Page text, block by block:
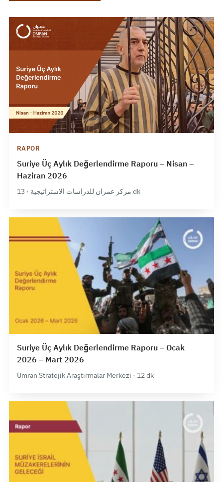
RAPOR
Suriye Üç Aylık Değerlendirme Raporu – Nisan –
Haziran 2026
مركز عمران للدراسات الاستراتيجية · 13 dk
Suriye Üç Aylık Değerlendirme Raporu – Ocak
2026 – Mart 2026
Ümran Stratejik Araştırmalar Merkezi · 12 dk